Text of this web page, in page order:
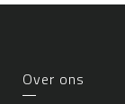
Over ons